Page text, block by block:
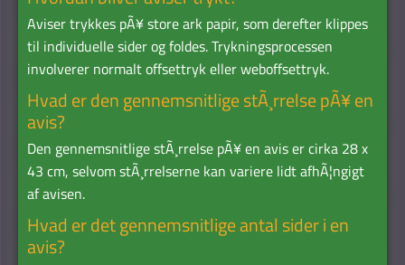
Aviser trykkes pÃ¥ store ark papir, som derefter klippes
til individuelle sider og foldes. Trykningsprocessen
involverer normalt offsettryk eller weboffsettryk.
Hvad er den gennemsnitlige stÃ¸rrelse pÃ¥ en
avis?
Den gennemsnitlige stÃ¸rrelse pÃ¥ en avis er cirka 28 x
43 cm, selvom stÃ¸rrelserne kan variere lidt afhÃ¦ngigt
af avisen.
Hvad er det gennemsnitlige antal sider i en
avis?